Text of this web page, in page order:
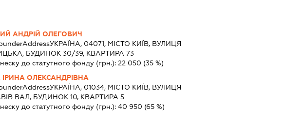
АНДРІЙ ОЛЕГОВИЧ
УКРАЇНА, 04071, МІСТО КИЇВ, ВУЛИЦЯ
БУДИНОК 30/39, КВАРТИРА 73
до статутного фонду (грн.): 22 050 (35 %)
ОЛЕКСАНДРІВНА
УКРАЇНА, 01034, МІСТО КИЇВ, ВУЛИЦЯ
ВАЛ, БУДИНОК 10, КВАРТИРА 5
до статутного фонду (грн.): 40 950 (65 %)